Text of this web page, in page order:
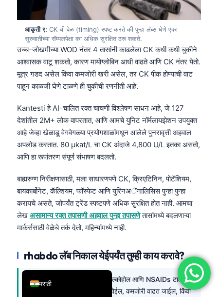
आकृती ९: CK ची वेळ (timing) स्पष्ट करते की पुन्हा लॅब्स घेणे एका
सुरुवातीच्या सॅम्पलपेक्षा का अधिक सुरक्षित ठरू शकते.
उच्च-जोखमीच्या WOD नंतर 4 तासांनी काढलेला CK कधी कधी चुकीने
आश्वासक वाटू शकतो, कारण मायोग्लोबिन आधी वाढते आणि CK नंतर येतो.
मूत्र गडद असेल किंवा कमजोरी खरी असेल, तर CK पीक होण्याची वाट
पाहून काळजी घेणे टाळणे ही चुकीची रणनीती आहे.
Kantesti हे AI-चालित रक्त चाचणी विश्लेषण साधन आहे, जे 127
देशांतील 2M+ लोक वापरतात, आणि आमचे युनिट नॉर्मलायझेशन उपयुक्त
आहे जेव्हा खेळाडू वेगवेगळ्या प्रयोगशाळांमधून आलेले पुनरावृत्ती अहवाल
अपलोड करतात. 80 µkat/L चा CK अंदाजे 4,800 U/L इतका असतो,
आणि हा रूपांतरण संपूर्ण संभाषण बदलतो.
बाह्यरुग्ण निरीक्षणासाठी, मला साधारणपणे CK, क्रिएटिनिन, पोटॅशियम,
बायकार्बोनेट, कॅल्शियम, फॉस्फेट आणि युरिनअॅनालिसिस पुन्हा पुन्हा
करायचे असते, जोपर्यंत ट्रेंड स्पष्टपणे अधिक सुरक्षित होत नाही. आमचा
लेख असामान्य रक्त तपासणी अहवाल पुन्हा तपासणेतासांमध्ये बदलणाऱ्या
मार्कर्ससाठी वेळेचे तर्क देतो, महिन्यांमध्ये नाही.
rhabdo लॅब निकाल येईपर्यंत तुम्ही काय करावे?
प्रशिक्षण थांबवा, कूल डाउन करा, अल्कोहोल आणि NSAIDs टाळा,
आणि मूत्र गडद असेल, लघवी कमी होईल, कमजोरी वाढत जाईल, किंवा
मराठी
Deutsch
Français
עִבְרִית
Italiano
Português
Ελληνικά
Türkçe
Română
简体中文
فارسی
Български
Dansk
Nederlands
हिन्दी